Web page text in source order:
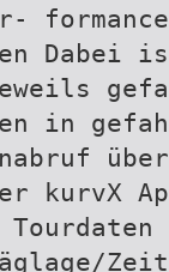
Dabei
in
kurvX